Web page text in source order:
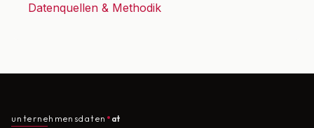
Datenquellen & Methodik
unternehmensdaten at